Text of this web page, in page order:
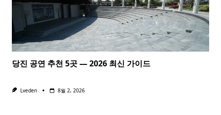
당진 공연 추천 5곳 — 2026 최신 가이드
Lveden 8월 2, 2026